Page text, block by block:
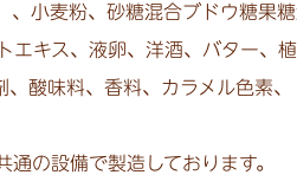
、小麦粉、砂糖混合ブドウ糖果
エキス、液卵、洋酒、バター、
酸味料、香料、カラメル色素、
の設備で製造しております。